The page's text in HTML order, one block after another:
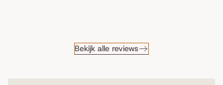
Bekijk alle reviews